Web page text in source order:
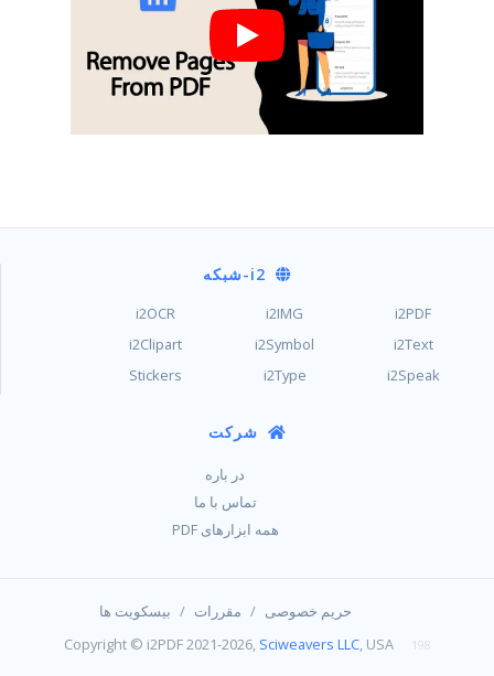
i2-شبکه
i2PDF
i2IMG
i2OCR
i2Text
i2Symbol
i2Clipart
i2Speak
i2Type
Stickers
شرکت
در باره
تماس با ما
همه ابزارهای PDF
حریم خصوصی / مقررات / بیسکویت ها
Copyright © i2PDF 2021-2026, Sciweavers LLC, USA 198